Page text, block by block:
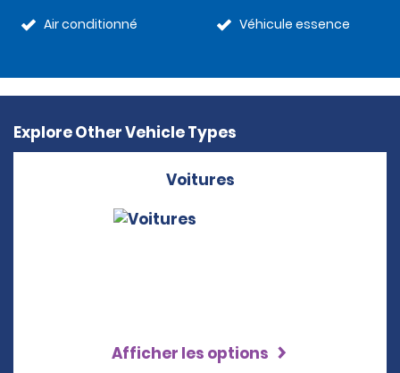
Air conditionné
Véhicule essence
Explore Other Vehicle Types
Voitures
Afficher les options